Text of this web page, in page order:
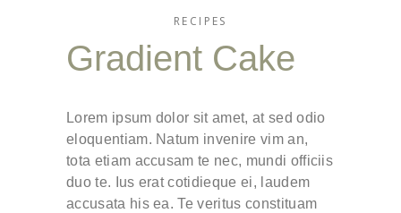
RECIPES
Gradient Cake
Lorem ipsum dolor sit amet, at sed odio
eloquentiam. Natum invenire vim an,
tota etiam accusam te nec, mundi officiis
duo te. Ius erat cotidieque ei, laudem
accusata his ea. Te veritus constituam